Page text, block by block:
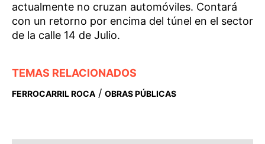
actualmente no cruzan automóviles. Contará
con un retorno por encima del túnel en el sector
de la calle 14 de Julio.
TEMAS RELACIONADOS
FERROCARRIL ROCA / OBRAS PÚBLICAS